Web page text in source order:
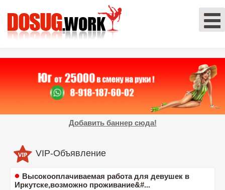
Добавить баннер сюда!
VIP-Объявление
Высокооплачиваемая работа для девушек в
Иркутске,возможно проживание&#...